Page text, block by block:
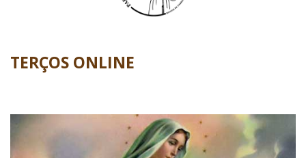
TERÇOS ONLINE